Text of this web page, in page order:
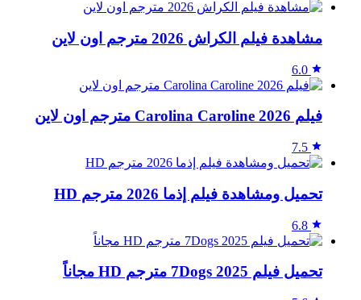
مشاهدة فيلم الكراش 2026 مترجم اون لاين
6.0
فيلم Carolina Caroline 2026 مترجم اون لاين
7.5
تحميل ومشاهدة فيلم إذما 2026 مترجم HD
6.8
تحميل فيلم 7Dogs 2025 مترجم HD مجاناً